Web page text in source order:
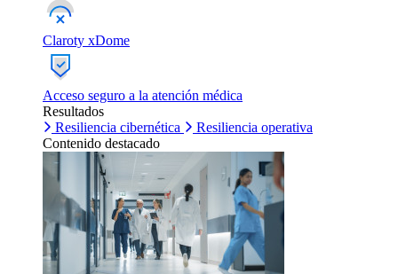
Claroty xDome
Acceso seguro a la atención médica
Resultados
Resiliencia cibernética
Resiliencia operativa
Contenido destacado